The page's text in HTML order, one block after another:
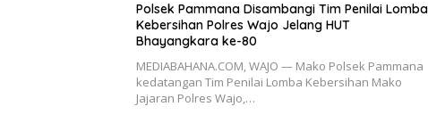
Polsek Pammana Disambangi Tim Penilai Lomba
Kebersihan Polres Wajo Jelang HUT
Bhayangkara ke-80
MEDIABAHANA.COM, WAJO — Mako Polsek Pammana
kedatangan Tim Penilai Lomba Kebersihan Mako
Jajaran Polres Wajo,…